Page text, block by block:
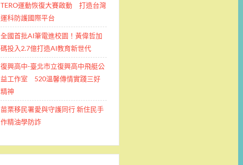
TERO運動恢復大賽啟動 打造台灣
運科防護國際平台
全國首批AI筆電進校園！黃偉哲加
碼投入2.7億打造AI教育新世代
復興高中-臺北市立復興高中飛艇公
益工作室 520溫馨傳情實踐三好
精神
苗栗移民署愛與守護同行 新住民手
作精油學防詐